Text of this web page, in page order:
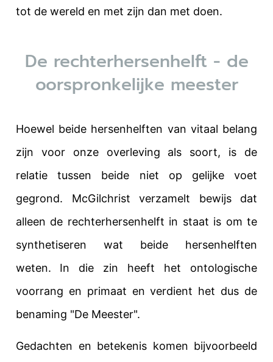
tot de wereld en met zijn dan met doen.
De rechterhersenhelft - de
oorspronkelijke meester
Hoewel beide hersenhelften van vitaal belang
zijn voor onze overleving als soort, is de
relatie tussen beide niet op gelijke voet
gegrond. McGilchrist verzamelt bewijs dat
alleen de rechterhersenhelft in staat is om te
synthetiseren wat beide hersenhelften
weten. In die zin heeft het ontologische
voorrang en primaat en verdient het dus de
benaming "De Meester".
Gedachten en betekenis komen bijvoorbeeld